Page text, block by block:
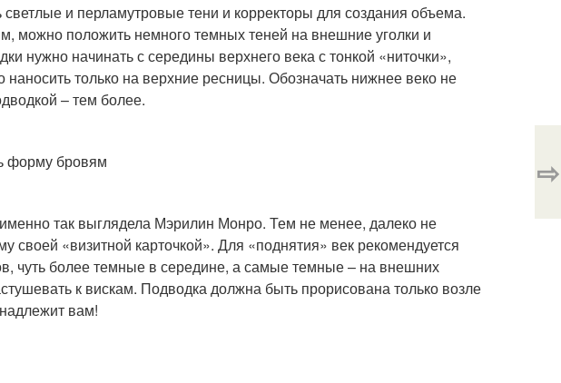
и перламутровые тени и корректоры для создания объема.
можно положить немного темных теней на внешние уголки и
нужно начинать с середины верхнего века с тонкой «ниточки»,
только на верхние ресницы. Обозначать нижнее веко не
– тем более.
форму бровям
так выглядела Мэрилин Монро. Тем не менее, далеко не
«визитной карточкой». Для «поднятия» век рекомендуется
чуть более темные в середине, а самые темные – на внешних
к вискам. Подводка должна быть прорисована только возле
вам!
⇨